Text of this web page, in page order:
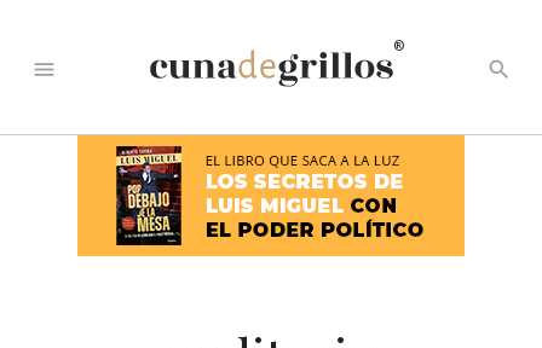
menu
®
search